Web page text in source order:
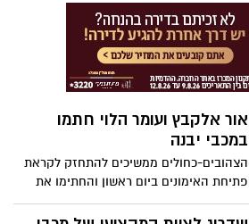
השוער גליל בן שאנן שחזר אמש ממחנה אימון
עם הפועל אשקלון
אור אלקבץ ועומר הלוי חתמו
במכבי יבנה
הצהובים-כחולים ממשיכים להתחזק לקראת
פתיחת האימונים ביום ראשון והחתימו את
הבלם שעלה ליגה עם עכו והמגן שהגיע
מחדרה. גם עמית לוגסי ילבש בעונה הבאה